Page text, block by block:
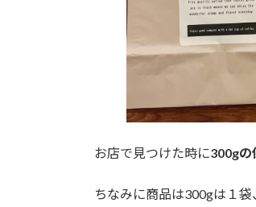
お店で見つけた時に300gの
ちなみに商品は300gは１袋